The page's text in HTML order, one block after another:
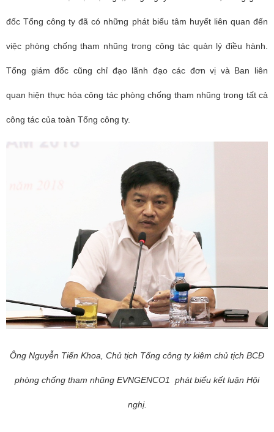
đốc Tổng công ty đã có những phát biểu tâm huyết liên quan đến
việc phòng chống tham nhũng trong công tác quản lý điều hành.
Tổng giám đốc cũng chỉ đạo lãnh đạo các đơn vị và Ban liên
quan hiện thực hóa công tác phòng chống tham nhũng trong tất cả
công tác của toàn Tổng công ty.
Ông Nguyễn Tiến Khoa, Chủ tịch Tổng công ty kiêm chủ tịch BCĐ
phòng chống tham nhũng EVNGENCO1 phát biểu kết luận Hội
nghị.